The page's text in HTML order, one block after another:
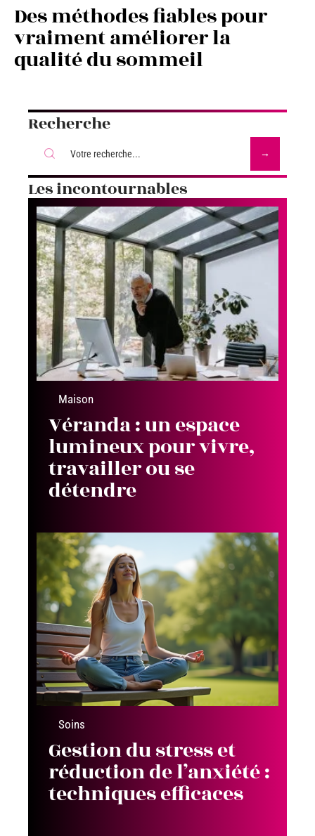
Des méthodes fiables pour
vraiment améliorer la
qualité du sommeil
Recherche
Les incontournables
Maison
Véranda : un espace
lumineux pour vivre,
travailler ou se
détendre
Soins
Gestion du stress et
réduction de l’anxiété :
techniques efficaces